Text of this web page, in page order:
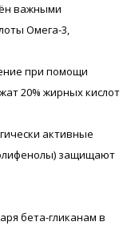
важными
Омега-3,
при помощи
20% жирных кислот
активные
защищают
бета-гликанам в